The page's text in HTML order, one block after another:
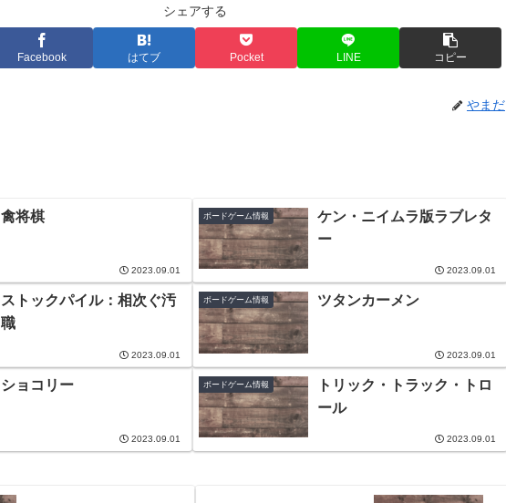
シェアする
Facebook はてブ Pocket LINE コピー
やまだ
禽将棋
2023.09.01
ボードゲーム情報
ケン・ニイムラ版ラブレタ
ー
2023.09.01
ストックパイル：相次ぐ汚
職
2023.09.01
ボードゲーム情報 ツタンカーメン
2023.09.01
ショコリー
2023.09.01
ボードゲーム情報
トリック・トラック・トロ
ール
2023.09.01